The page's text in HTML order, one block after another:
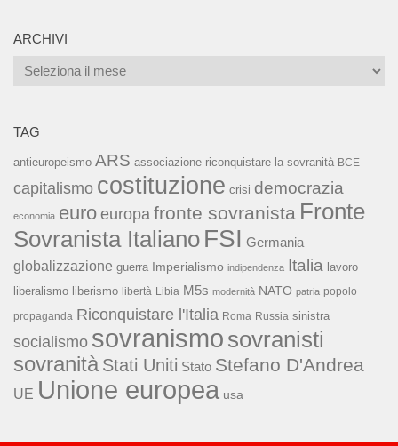
ARCHIVI
Archivi
TAG
antieuropeismo ARS associazione riconquistare la sovranità BCE
capitalismo costituzione crisi democrazia
economia euro europa fronte sovranista Fronte
Sovranista Italiano FSI Germania
globalizzazione guerra Imperialismo indipendenza Italia lavoro
liberalismo liberismo libertà Libia M5s modernità NATO patria popolo
propaganda Riconquistare l'Italia Roma Russia sinistra
socialismo sovranismo sovranisti
sovranità Stati Uniti Stato Stefano D'Andrea
UE Unione europea usa